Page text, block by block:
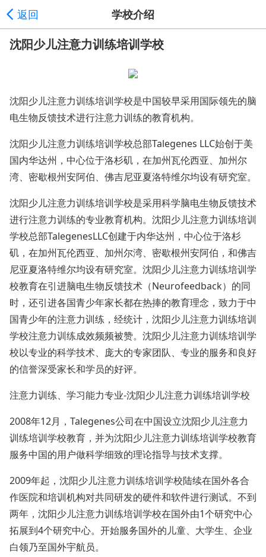
返回 学校介绍
沈阳少儿注意力训练培训学校
沈阳少儿注意力训练培训学校是中国较早采用国际领先的脑
电生物反馈技术进行注意力训练的教育机构。
沈阳少儿注意力训练培训学校总部Talegenes LLC始创于美
国内华达州，中心位于洛杉矶，在加州瓦伦西亚、加州尔
湾、密歇根州安阿伯、佛吉尼亚夏洛特维尔均设有研究室。
沈阳少儿注意力训练培训学校是采用科学脑电生物反馈技术
进行注意力训练的专业教育机构。沈阳少儿注意力训练培训
学校总部TalegenesLLC创建于内华达州，中心位于洛杉
矶，在加州瓦伦西亚、加州尔湾、密歇根州安阿伯，和佛吉
尼亚夏洛特维尔均设有研究室。沈阳少儿注意力训练培训学
校教育在引进脑电生物反馈技术（Neurofeedback）的同
时，还引进各国青少年家长都在热捧的教育理念，致力于中
国青少年的注意力训练，经统计，沈阳少儿注意力训练培训
学校注意力训练成效频频被赞。沈阳少儿注意力训练培训学
校以专业的科学技术、庞大的专家团队、专业的服务和良好
的信誉深受家长和学员的好评。
注意力训练、学习能力专业-沈阳少儿注意力训练培训学校
2008年12月，Talegenes公司在中国设立沈阳少儿注意力
训练培训学校教育，并为沈阳少儿注意力训练培训学校教育
服务中国的用户做科学细致的理论指导与技术支撑。
2009年起，沈阳少儿注意力训练培训学校陆续在国外各合
作医院和培训机构对共同研发的硬件和软件进行测试。不到
两年，沈阳少儿注意力训练培训学校在国外由1个研究中心
拓展到4个研究中心。开始服务国外的儿童、大学生、企业
白领乃至国外宇航员。